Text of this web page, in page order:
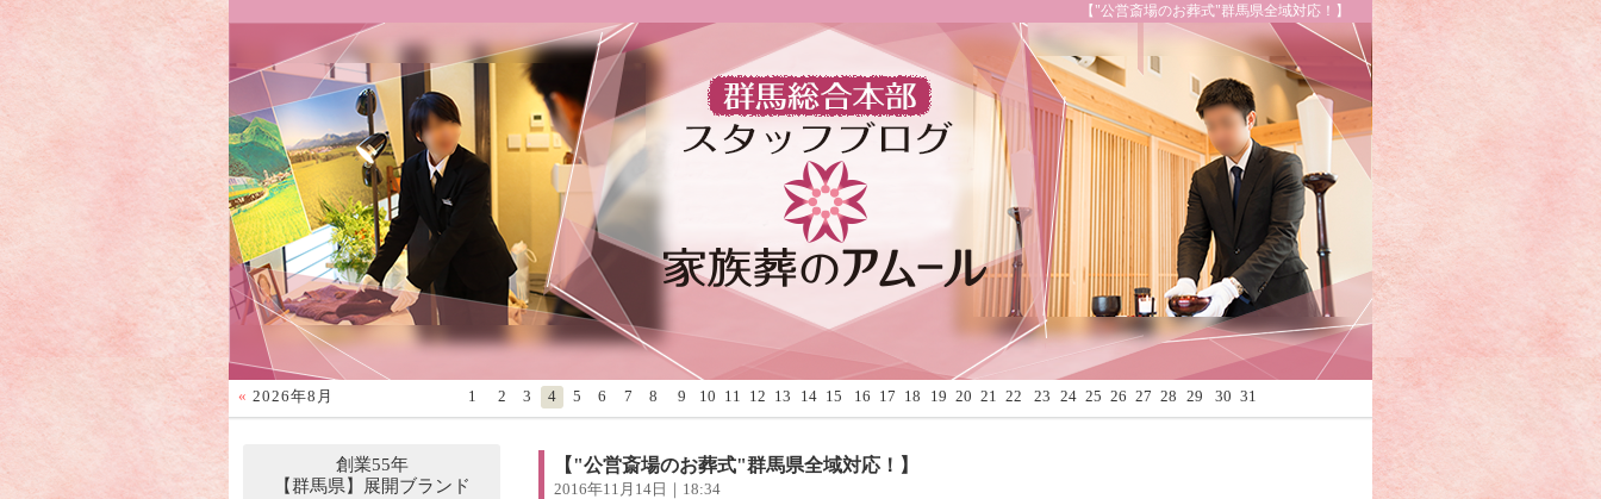
【"公営斎場のお葬式"群馬県全域対応！】
Calendar
« 2026年8月 1 2 3 4 5 6 7 8 9 10 11 12 13 14 15 16 17 18 19 20 21 22 23 24 25 26 27 28 29 30 31
【"公営斎場のお葬式"群馬県全域対応！】
2016年11月14日｜18:34
創業55年
【群馬県】展開ブランド